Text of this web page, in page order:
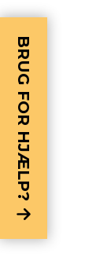
BRUG FOR HJÆLP?